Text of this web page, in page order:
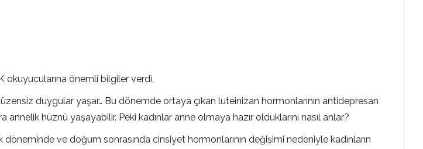
okuyucularına önemli bilgiler verdi.
duygular yaşar… Bu dönemde ortaya çıkan luteinizan hormonlarının antidepresan
hüznü yaşayabilir. Peki kadınlar anne olmaya hazır olduklarını nasıl anlar?
ve doğum sonrasında cinsiyet hormonlarının değişimi nedeniyle kadınların